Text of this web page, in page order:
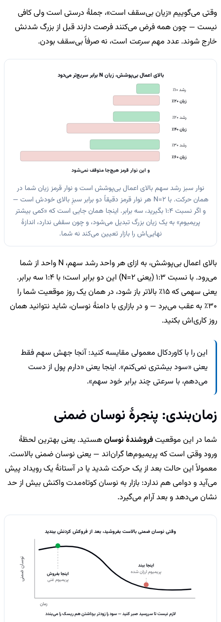
وقتی می‌گوییم «زیان بی‌سقف است»، جملهٔ درستی است ولی کافی
نیست — چون همه فرض می‌کنند فرصت دارند قبل از بزرگ شدنش
خارج شوند. عدد مهمسرعت است، نه صرفاً بی‌سقف بودن.
بالای اعمال بی‌پوشش، زیان N برابر سریع‌تر می‌دود
رشد 10٪
زیان 20٪
رشد 20٪
زیان 40٪
رشد 30٪
زیان 60٪
و این نوار قرمز هیچ‌جا متوقف نمی‌شود
نوار سبز رشد سهم بالای اعمال بی‌پوشش است و نوار قرمز زیان شما در
همان حرکت. با N=2 هر نوار قرمز دقیقاً دو برابر سبزِ بالای خودش است —
و اگر نسبت 1:4 بگیرید، سه برابر. اینجا همان جایی است که «کمی بیشتر
پریمیوم» به یک زیان بزرگ تبدیل می‌شود، و چون سقفی ندارد، اندازهٔ
نهایی‌اش را بازار تعیین می‌کند نه شما.
بالای اعمال بی‌پوشش، به ازای هر واحد رشد سهم، N واحد از شما
می‌رود. با نسبت 1:3 (یعنی N=2) این دو برابر است؛ با 1:4 سه برابر.
یعنی سهمی که 15٪ بالاتر باز شود، در همان یک روز موقعیت شما را
30٪ به عقب می‌برد — و در بازاری با دامنهٔ نوسان، شاید نتوانید همان
روز کاری‌اش بکنید.
این را با کاوردکال معمولی مقایسه کنید: آنجا جهش سهم فقط
یعنی «سود بیشتری نمی‌کنم». اینجا یعنی «دارم پول از دست
می‌دهم، با سرعتی چند برابر خود سهم».
زمان‌بندی: پنجرهٔ نوسان ضمنی
شما در این موقعیتفروشندهٔ نوسانهستید. یعنی بهترین لحظهٔ
ورود وقتی است که پریمیوم‌ها گران‌اند — یعنی نوسان ضمنی بالاست.
معمولاً این حالت بعد از یک حرکت شدید یا در آستانهٔ یک رویداد پیش
می‌آید و دوامی هم ندارد: بازار به نوسان کوتاه‌مدت واکنش بیش از حد
نشان می‌دهد و بعد آرام می‌گیرد.
وقتی نوسان ضمنی بالاست بفروشید، بعد از فروکش کردنش ببندید
اینجا بفروش
پریمیوم غنی
اینجا ببند
پریمیوم ارزان شده نوسان ضمنی
زمان
لازم نیست تا سررسید صبر کنید — سود را زودتر برداشتن هم ریسک را می‌بندد